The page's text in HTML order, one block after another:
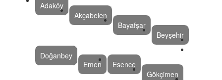
Adaköy
Akçabelen
Bayafşar
Beyşehir
Doğanbey
Emen
Esence
Gökçimen